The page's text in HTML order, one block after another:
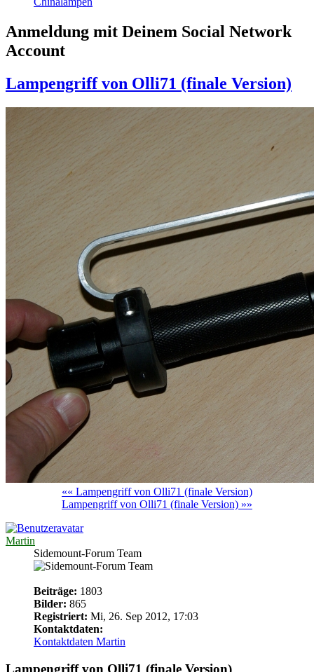
Anmeldung mit Deinem Social Network
Account
Lampengriff von Olli71 (finale Version)
«« Lampengriff von Olli71 (finale Version)
Lampengriff von Olli71 (finale Version) »»
Martin
Sidemount-Forum Team
Beiträge: 1803
Bilder: 865
Registriert: Mi, 26. Sep 2012, 17:03
Kontaktdaten:
Kontaktdaten Martin
Lampengriff von Olli71 (finale Version)